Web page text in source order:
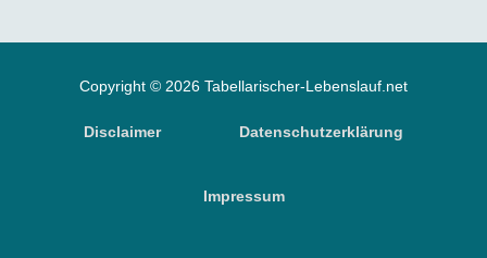
Copyright © 2026 Tabellarischer-Lebenslauf.net
Disclaimer Datenschutzerklärung
Impressum